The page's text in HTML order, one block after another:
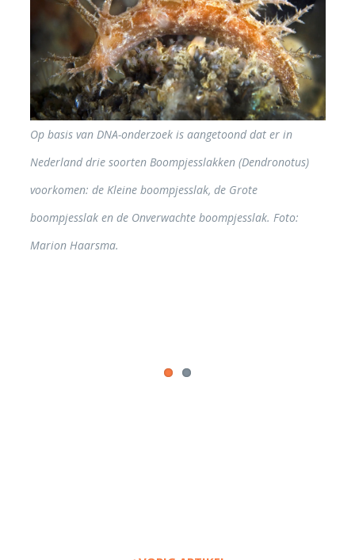
is aangetoond dat er in
(Dendronotus)
de Grote
boompjesslak. Foto:
Op basis van DNA-onderzoek is
Nederland drie soorten
voorkomen: de Kleine boompjesslak,
boompjesslak en de Onverwachte